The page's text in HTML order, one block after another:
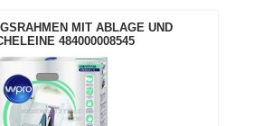
MIT ABLAGE UND
484000008545